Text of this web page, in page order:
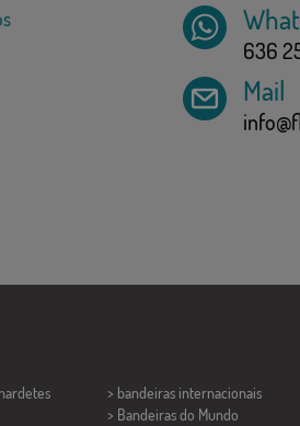
636
Mail
> bandeiras internacionais
> Bandeiras do Mundo